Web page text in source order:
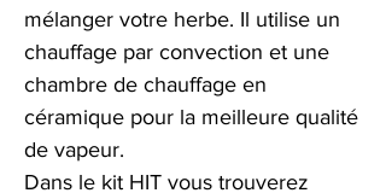
mélanger votre herbe. Il utilise un
chauffage par convection et une
chambre de chauffage en
céramique pour la meilleure qualité
de vapeur.
Dans le kit HIT vous trouverez